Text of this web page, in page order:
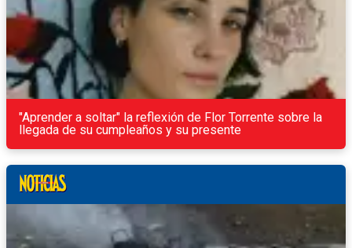
"Aprender a soltar" la reflexión de Flor Torrente sobre la
llegada de su cumpleaños y su presente